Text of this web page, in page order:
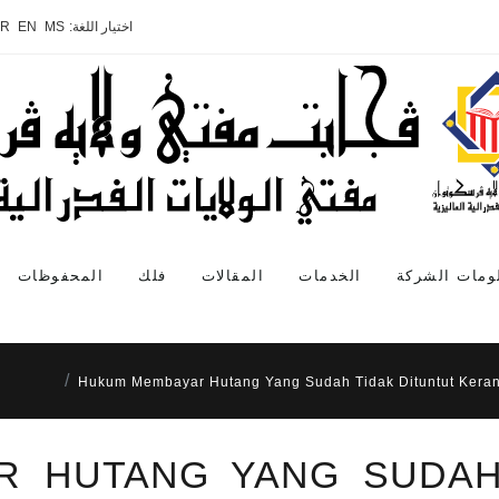
اختيار اللغة: MS
EN
الشركة الخدمات المقالات فلك المحفوظات
Hukum Membayar Hutang Yang Sudah Tidak Dituntut
HUTANG YANG